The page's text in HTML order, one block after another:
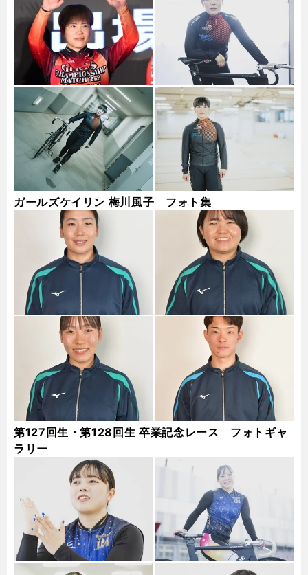
ガールズケイリン 梅川風子 フォト集
第127回生・第128回生 卒業記念レース フォトギャ
ラリー